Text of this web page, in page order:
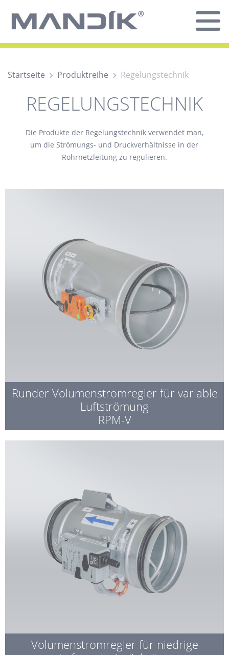
Startseite Produktreihe Regelungstechnik
REGELUNGSTECHNIK
Die Produkte der Regelungstechnik verwendet man,
um die Strömungs- und Druckverhältnisse in der
Rohrnetzleitung zu regulieren.
Runder Volumenstromregler für variable
Luftströmung
RPM-V
Volumenstromregler für niedrige